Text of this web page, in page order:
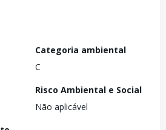
Categoria ambiental
C
Risco Ambiental e Social
Não aplicável